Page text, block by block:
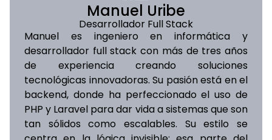
Manuel Uribe
Desarrollador Full Stack
Manuel es ingeniero en informática y
desarrollador full stack con más de tres años
de experiencia creando soluciones
tecnológicas innovadoras. Su pasión está en el
backend, donde ha perfeccionado el uso de
PHP y Laravel para dar vida a sistemas que son
tan sólidos como escalables. Su estilo se